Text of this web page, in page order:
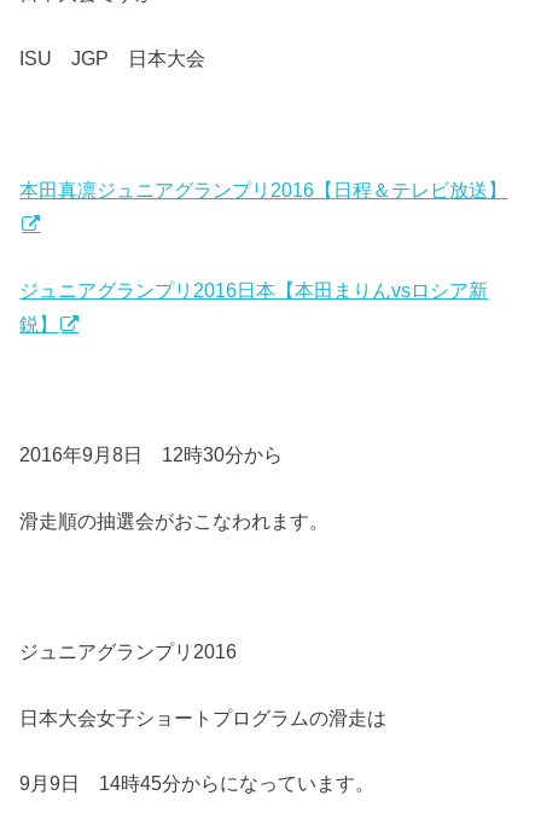
ISU JGP 日本大会
本田真凛ジュニアグランプリ2016【日程＆テレビ放送】
ジュニアグランプリ2016日本【本田まりんvsロシア新
鋭】
2016年9月8日 12時30分から
滑走順の抽選会がおこなわれます。
ジュニアグランプリ2016
日本大会女子ショートプログラムの滑走は
9月9日 14時45分からになっています。